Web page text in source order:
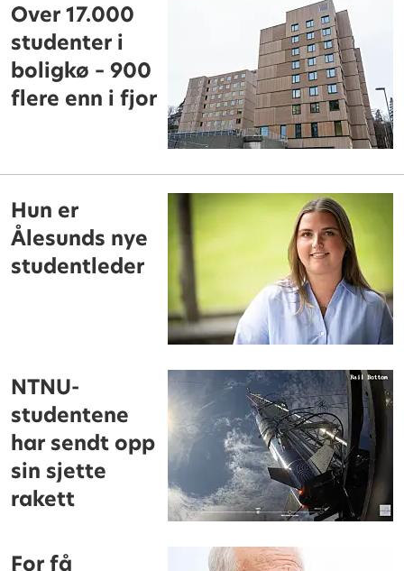
Over 17.000
studenter i
boligkø – 900
flere enn i fjor
Hun er
Ålesunds nye
studentleder
NTNU-
studentene
har sendt opp
sin sjette
rakett
For få